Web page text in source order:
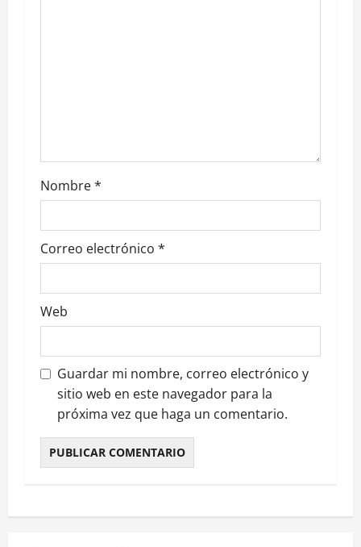
n
Nombre*
Correo electrónico *
Web
Guardar mi nombre, correo electrónico y
sitio web en este navegador para la
próxima vez que haga un comentario.